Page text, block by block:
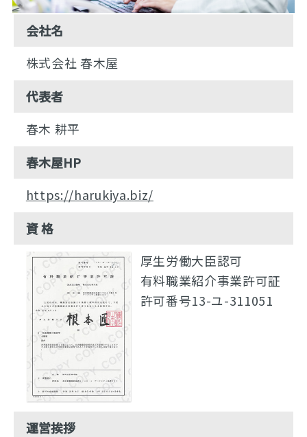
会社名
株式会社 春木屋
代表者
春木 耕平
春木屋HP
https://harukiya.biz/
資 格
厚生労働大臣認可
有料職業紹介事業許可証
許可番号13-ユ-311051
運営挨拶